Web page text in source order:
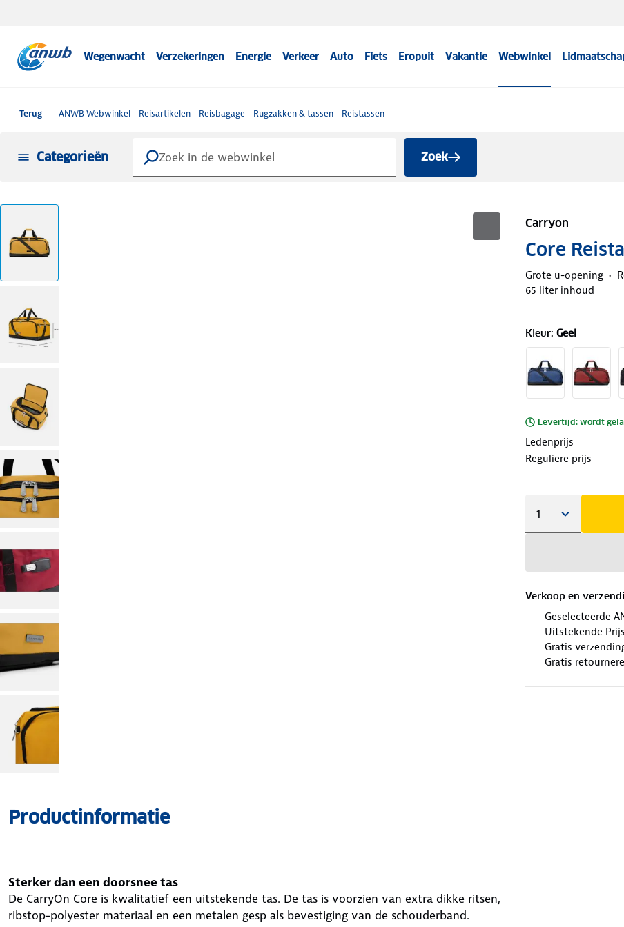
Wegenwacht Verzekeringen Energie Verkeer Auto Fiets Eropuit Vakantie Webwinkel
Terug ANWB Webwinkel Reisartikelen Reisbagage Rugzakken & tassen Reistassen
Categorieën Zoek
Carryon
Core
Grote u-opening
65 liter inhoud
Kleur: Geel
Levertijd: wordt
Ledenprijs
Reguliere prijs
Verkoop en
Geselecteerde
Uitstekende
Gratis
Gratis
Productinformatie
Sterker dan een doorsnee tas
De CarryOn Core is kwalitatief een uitstekende tas. De tas is voorzien van extra dikke ritsen,
ribstop-polyester materiaal en een metalen gesp als bevestiging van de schouderband.